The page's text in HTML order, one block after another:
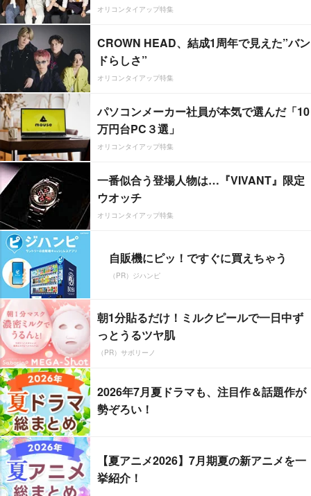
オリコンタイアップ特集
CROWN HEAD、結成1周年で見えた”バン
ドらしさ”
オリコンタイアップ特集
パソコンメーカー社員が本気で選んだ「10
万円台PC３選」
オリコンタイアップ特集
一番似合う登場人物は…『VIVANT』限定
ウオッチ
オリコンタイアップ特集
自販機にピッ！ですぐに買えちゃう
（PR）ジハンピ
朝1分貼るだけ！ミルクピールで一日中ず
っとうるツヤ肌
（PR）サボリーノ
2026年7月夏ドラマも、注目作＆話題作が
勢ぞろい！
【夏アニメ2026】7月期夏の新アニメを一
挙紹介！